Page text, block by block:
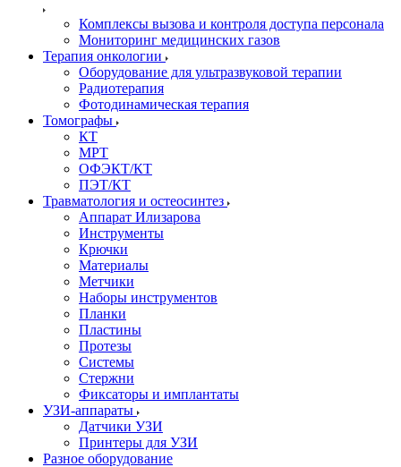
Комплексы вызова и контроля доступа персонала
Мониторинг медицинских газов
Терапия онкологии
Оборудование для ультразвуковой терапии
Радиотерапия
Фотодинамическая терапия
Томографы
КТ
МРТ
ОФЭКТ/КТ
ПЭТ/КТ
Травматология и остеосинтез
Аппарат Илизарова
Инструменты
Крючки
Материалы
Метчики
Наборы инструментов
Планки
Пластины
Протезы
Системы
Стержни
Фиксаторы и имплантаты
УЗИ-аппараты
Датчики УЗИ
Принтеры для УЗИ
Разное оборудование